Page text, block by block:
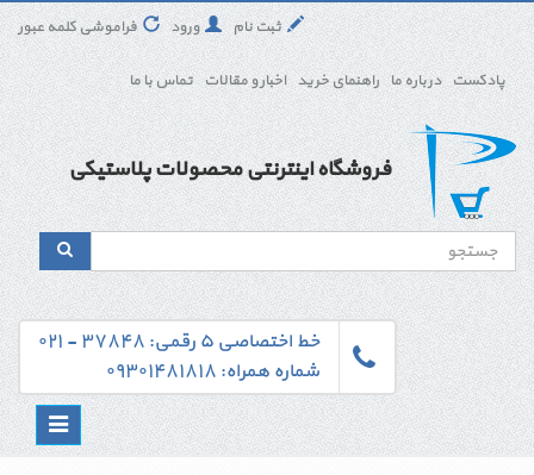
ثبت نام ورود فراموشی کلمه عبور
پادکست درباره ما راهنمای خرید اخبار و مقالات تماس با ما
فروشگاه اینترنتی محصولات پلاستیکی
خط اختصاصی ۵ رقمی: ۳۷۸۴۸ - ۰۲۱
شماره همراه: ۰۹۳۰۱۴۸۱۸۱۸
Toggle